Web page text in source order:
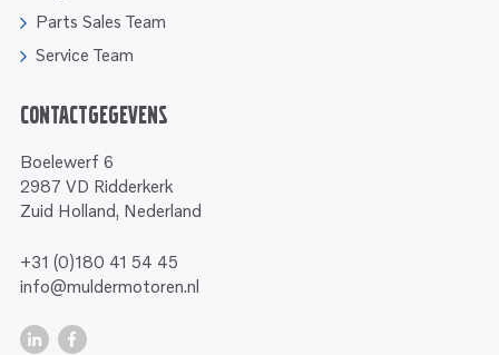
Parts Sales Team
Service Team
Contactgegevens
Boelewerf 6
2987 VD Ridderkerk
Zuid Holland, Nederland
+31 (0)180 41 54 45
info@muldermotoren.nl